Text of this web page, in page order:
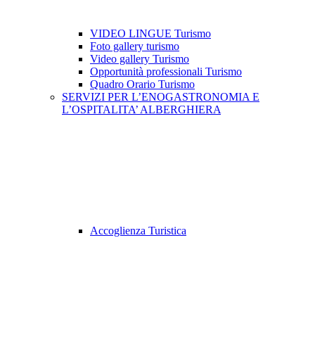
VIDEO LINGUE Turismo
Foto gallery turismo
Video gallery Turismo
Opportunità professionali Turismo
Quadro Orario Turismo
SERVIZI PER L’ENOGASTRONOMIA E
L’OSPITALITA’ ALBERGHIERA
Accoglienza Turistica